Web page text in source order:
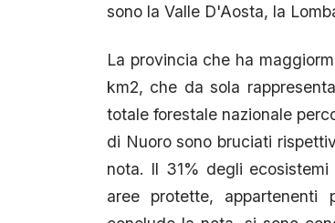
sono la Valle D'Aosta, la
La provincia che ha
km2, che da sola
totale forestale nazionale
di Nuoro sono bruciati
nota. Il 31% degli
aree protette,